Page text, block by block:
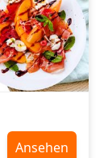
Ansehen